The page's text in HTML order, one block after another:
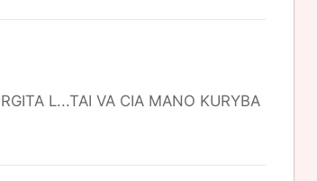
L...TAI VA CIA MANO KURYBA